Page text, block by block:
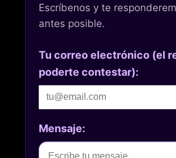
Escríbenos y te
antes posible.
Tu correo electrónico (el
poderte contestar):
Mensaje: